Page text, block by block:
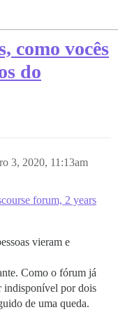
como vocês
do
3, 2020, 11:13am
forum, 2 years
vieram e
Como o fórum já
indisponível por dois
de uma queda.